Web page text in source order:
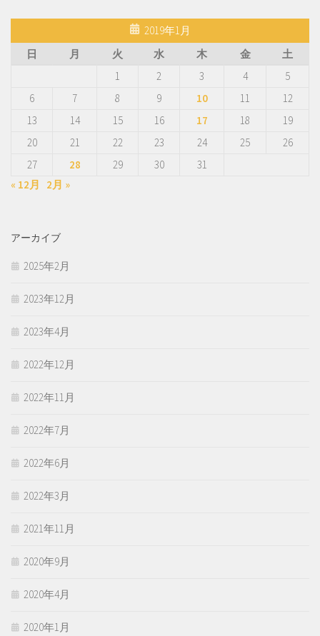
2019年1月
日
月 火 水 木 金
土
1
2 3 4
5
6
7 8 9 10 11
12
13
14 15 16 17 18
19
20
21 22 23 24 25
26
27
28 29 30
31
« 12月
2月 »
アーカイブ
2025年2月
2023年12月
2023年4月
2022年12月
2022年11月
2022年7月
2022年6月
2022年3月
2021年11月
2020年9月
2020年4月
2020年1月